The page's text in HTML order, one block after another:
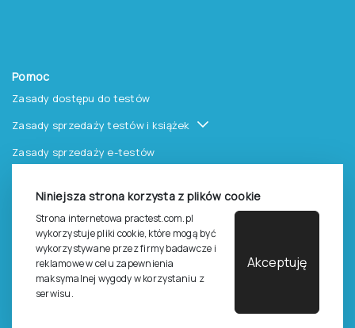
Niniejsza strona korzysta z plików cookie
Strona internetowa practest.com.pl
wykorzystuje pliki cookie, które mogą być
wykorzystywane przez firmy badawcze i
reklamowe w celu zapewnienia
maksymalnej wygody w korzystaniu z
serwisu.
Akceptuję
Pomoc
Zasady dostępu do testów
Zasady sprzedaży testów i książek
Zasady sprzedaży e-testów
Zasady zapisów na szkolenia
Dla studentów i doktorantów
Epsilon dla studentów i pracowników naukowych uczelni
Legalność używana testów